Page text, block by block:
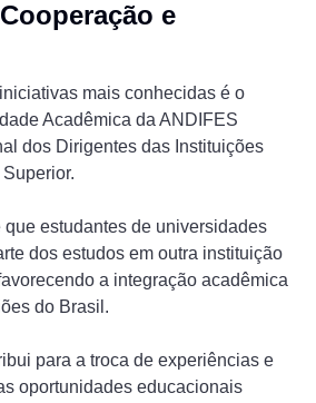
e
mais conhecidas é o
Acadêmica da ANDIFES
dos Dirigentes das Instituições
que estudantes de universidades
dos estudos em outra instituição
a integração acadêmica
do Brasil.
para a troca de experiências e
oportunidades educacionais